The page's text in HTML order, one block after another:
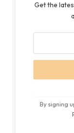
Get the
By signing